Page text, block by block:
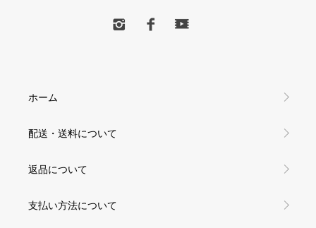
ホーム
配送・送料について
返品について
支払い方法について